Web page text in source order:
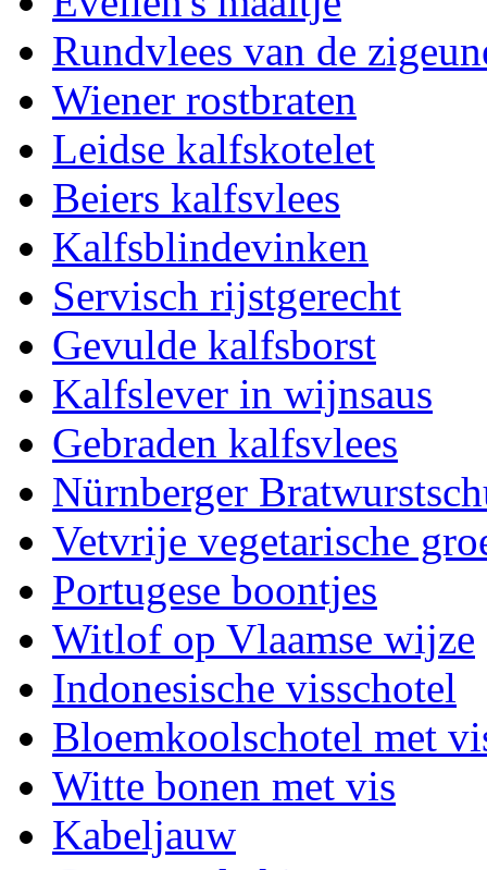
Rundvlees van de
Wiener rostbraten
Leidse kalfskotelet
Beiers kalfsvlees
Kalfsblindevinken
Servisch rijstgerecht
Gevulde kalfsborst
Kalfslever in wijnsaus
Gebraden kalfsvlees
Nürnberger
Vetvrije vegetarische
Portugese boontjes
Witlof op Vlaamse wijze
Indonesische visschotel
Bloemkoolschotel met
Witte bonen met vis
Kabeljauw